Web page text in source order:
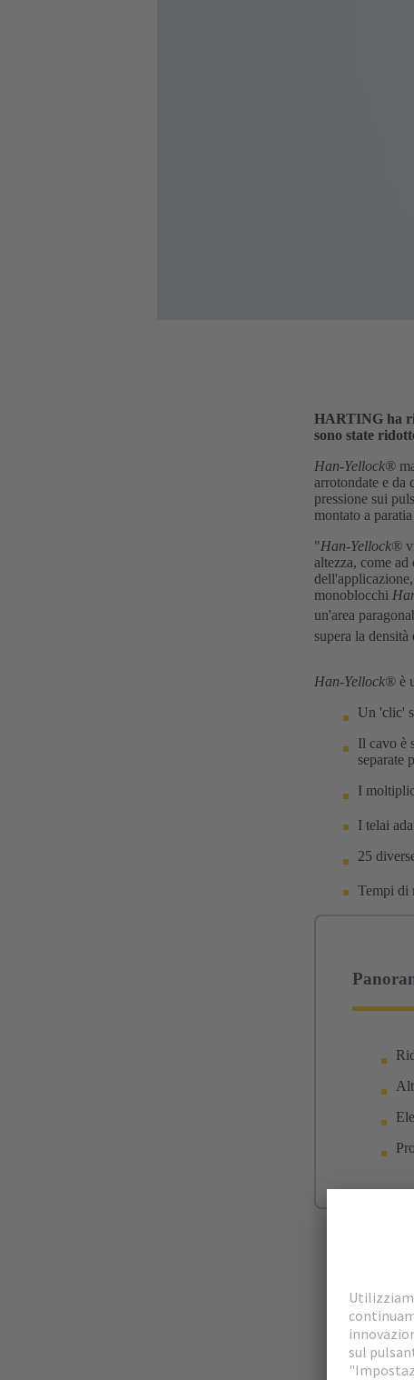
HARTING ha
sono state
Han-Yellock®
arrotondate e da
pressione sui
montato a
"Han-Yellock®
altezza, come
dell'applicazione,
monoblocchi
un'area
supera la
Han-Yellock® è
Un 'clic'
Il cavo è
separate
I
I telai
25
Tempi di